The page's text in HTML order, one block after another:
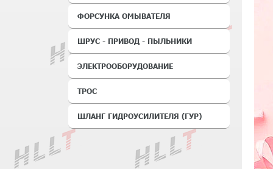
ФОРСУНКА ОМЫВАТЕЛЯ
ШРУС - ПРИВОД - ПЫЛЬНИКИ
ЭЛЕКТРООБОРУДОВАНИЕ
ТРОС
ШЛАНГ ГИДРОУСИЛИТЕЛЯ (ГУР)